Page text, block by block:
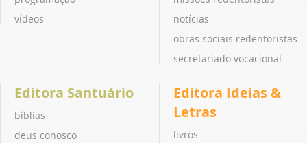
vídeos
notícias
obras sociais redentoristas
secretariado vocacional
Editora Santuário
bíblias
deus conosco
Editora Ideias &
Letras
livros